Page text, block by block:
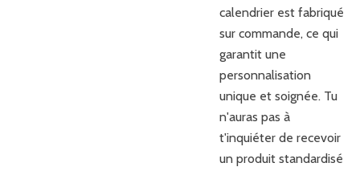
calendrier est fabriqué
sur commande, ce qui
garantit une
personnalisation
unique et soignée. Tu
n'auras pas à
t'inquiéter de recevoir
un produit standardisé